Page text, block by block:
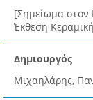
[Σημείωμα στον
Έκθεση
Δημιουργός
Μιχαηλάρης,